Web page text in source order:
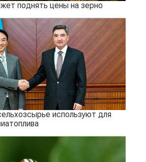
поднять цены на зерно
используют для